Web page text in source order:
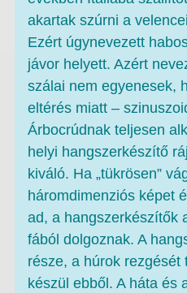
akartak szúrni a
Ezért úgynevezett
jávor helyett. Azért
szálai nem egyenesek,
eltérés miatt –
Árbocrúdnak teljesen
helyi hangszerkészítő
kiváló. Ha „tükrösen”
háromdimenziós képet
ad, a hangszerkészítők
fából dolgoznak. A
része, a húrok rezgését
készül ebből. A háta és